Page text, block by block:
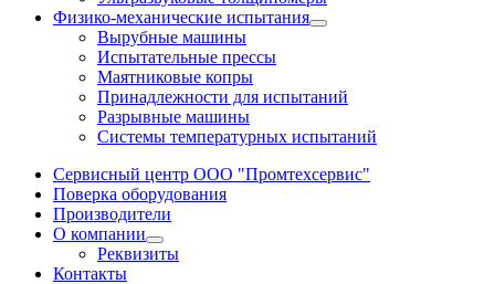
Физико-механические испытания
Вырубные машины
Испытательные прессы
Маятниковые копры
Принадлежности для испытаний
Разрывные машины
Системы температурных испытаний
Сервисный центр ООО "Промтехсервис"
Поверка оборудования
Производители
О компании
Реквизиты
Контакты